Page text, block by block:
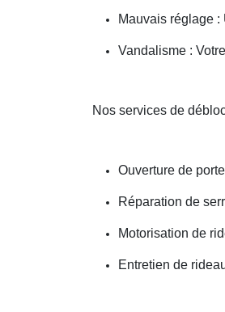
Mauvais réglage
Vandalisme :
Nos services de
Ouverture de
Réparation de
Motorisation de
Entretien de